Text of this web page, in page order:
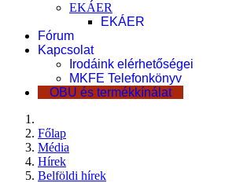
EKÁER
EKÁER
Fórum
Kapcsolat
Irodáink elérhetőségei
MKFE Telefonkönyv
OBU és termékkínálat
Főlap
Média
Hírek
Belföldi hírek